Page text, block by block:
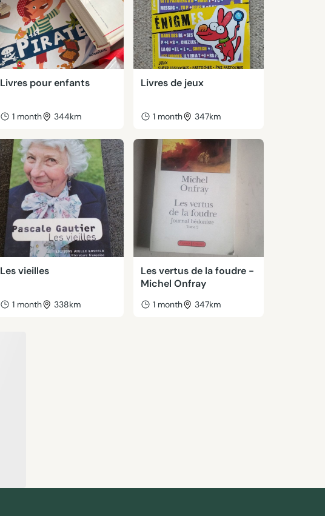
Livres pour enfants
1 month 344km
Livres de jeux
1 month 347km
Les vieilles
1 month 338km
Les vertus de la foudre -
Michel Onfray
1 month 347km